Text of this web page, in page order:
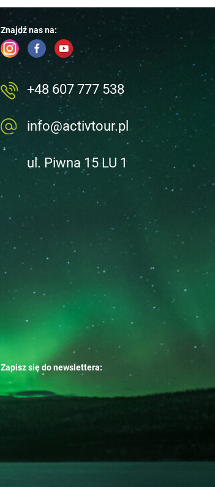
Znajdź nas na:
+48 607 777 538
info@activtour.pl
ul. Piwna 15 LU 1
Zapisz się do newslettera: